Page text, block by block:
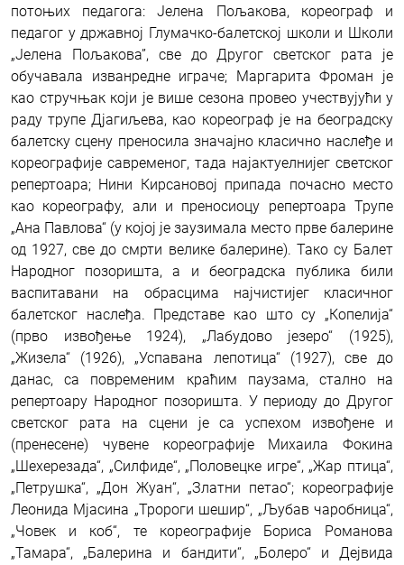
потоњих педагога: Јелена Пољакова, кореограф и
педагог у државној Глумачко-балетској школи и Школи
„Јелена Пољакова”, све до Другог светског рата је
обучавала изванредне играче; Маргарита Фроман је
као стручњак који је више сезона провео учествујући у
раду трупе Дјагиљева, као кореограф је на београдску
балетску сцену преносила значајно класично наслеђе и
кореографије савременог, тада најактуелнијег светског
репертоара; Нини Кирсановој припада почасно место
као кореографу, али и преносиоцу репертоара Трупе
„Ана Павлова“ (у којој је заузимала место прве балерине
од 1927, све до смрти велике балерине). Тако су Балет
Народног позоришта, а и београдска публика били
васпитавани на обрасцима најчистијег класичног
балетског наслеђа. Представе као што су „Копелија“
(прво извођење 1924), „Лабудово језеро“ (1925),
„Жизела“ (1926), „Успавана лепотица“ (1927), све до
данас, са повременим краћим паузама, стално на
репертоару Народног позоришта. У периоду до Другог
светског рата на сцени је са успехом извођене и
(пренесене) чувене кореографије Михаила Фокина
„Шехерезада“, „Силфиде“, „Половецке игре“, „Жар птица“,
„Петрушка“, „Дон Жуан“, „Златни петао“; кореографије
Леонида Мјасина „Тророги шешир“, „Љубав чаробница“,
„Човек и коб“, те кореографије Бориса Романова
„Тамара“, „Балерина и бандити“, „Болеро“ и Дејвида